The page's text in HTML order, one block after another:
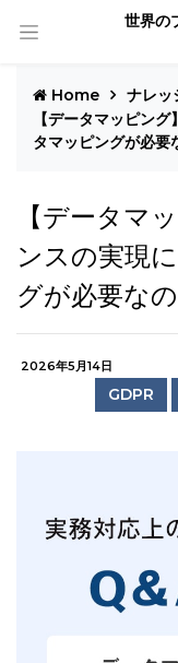
世界の
Home
ナレッ
【データマッピン
タマッピングが必要
【データマ
ンスの実現
グが必要な
2026年5月14日
GDPR